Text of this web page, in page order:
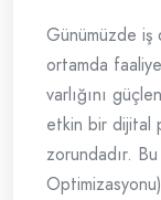
Günümüzde
ortamda
varlığını
etkin bir dijital
zorundadır.